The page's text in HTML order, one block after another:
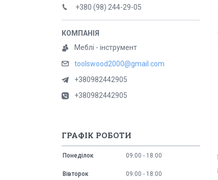
+380 (98) 244-29-05
Меблі - інструмент
toolswood2000@gmail.com
+380982442905
+380982442905
ГРАФІК РОБОТИ
Понеділок 09:00 18:00
Вівторок 09:00 18:00